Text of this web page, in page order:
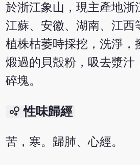
於浙江象山，現主產地浙
江蘇、安徽、湖南、江西
植株枯萎時採挖，洗淨，
煅過的貝殼粉，吸去漿汁
碎塊。
bubble_chart 性味歸經
苦，寒。歸肺、心經。